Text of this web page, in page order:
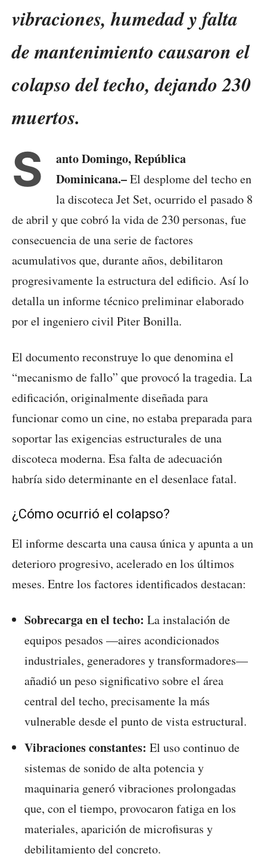
vibraciones, humedad y falta
de mantenimiento causaron el
colapso del techo, dejando 230
muertos.
S
anto Domingo, República
Dominicana.–El desplome del techo en
la discoteca Jet Set, ocurrido el pasado 8
de abril y que cobró la vida de 230 personas, fue
consecuencia de una serie de factores
acumulativos que, durante años, debilitaron
progresivamente la estructura del edificio. Así lo
detalla un informe técnico preliminar elaborado
por el ingeniero civil Piter Bonilla.
El documento reconstruye lo que denomina el
“mecanismo de fallo” que provocó la tragedia. La
edificación, originalmente diseñada para
funcionar como un cine, no estaba preparada para
soportar las exigencias estructurales de una
discoteca moderna. Esa falta de adecuación
habría sido determinante en el desenlace fatal.
¿Cómo ocurrió el colapso?
El informe descarta una causa única y apunta a un
deterioro progresivo, acelerado en los últimos
meses. Entre los factores identificados destacan:
Sobrecarga en el techo: La instalación de
equipos pesados —aires acondicionados
industriales, generadores y transformadores—
añadió un peso significativo sobre el área
central del techo, precisamente la más
vulnerable desde el punto de vista estructural.
Vibraciones constantes: El uso continuo de
sistemas de sonido de alta potencia y
maquinaria generó vibraciones prolongadas
que, con el tiempo, provocaron fatiga en los
materiales, aparición de microfisuras y
debilitamiento del concreto.